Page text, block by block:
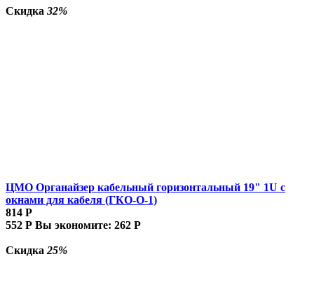
Скидка 32%
ЦМО Органайзер кабельный горизонтальный 19" 1U с
окнами для кабеля (ГКО-О-1)
814 Р
552 Р Вы экономите: 262 Р
Скидка 25%